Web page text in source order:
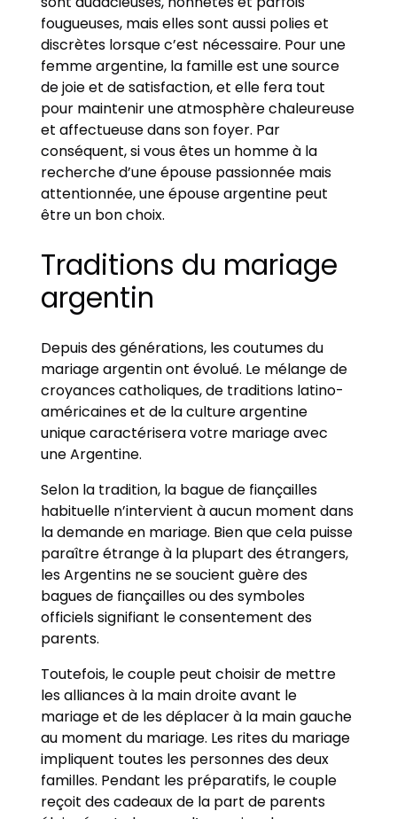
fougueuses, mais elles sont aussi polies et
discrètes lorsque c’est nécessaire. Pour une
femme argentine, la famille est une source
de joie et de satisfaction, et elle fera tout
pour maintenir une atmosphère chaleureuse
et affectueuse dans son foyer. Par
conséquent, si vous êtes un homme à la
recherche d’une épouse passionnée mais
attentionnée, une épouse argentine peut
être un bon choix.
Traditions du mariage
argentin
Depuis des générations, les coutumes du
mariage argentin ont évolué. Le mélange de
croyances catholiques, de traditions latino-
américaines et de la culture argentine
unique caractérisera votre mariage avec
une Argentine.
Selon la tradition, la bague de fiançailles
habituelle n’intervient à aucun moment dans
la demande en mariage. Bien que cela puisse
paraître étrange à la plupart des étrangers,
les Argentins ne se soucient guère des
bagues de fiançailles ou des symboles
officiels signifiant le consentement des
parents.
Toutefois, le couple peut choisir de mettre
les alliances à la main droite avant le
mariage et de les déplacer à la main gauche
au moment du mariage. Les rites du mariage
impliquent toutes les personnes des deux
familles. Pendant les préparatifs, le couple
reçoit des cadeaux de la part de parents